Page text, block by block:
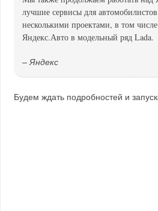
лучшие сервисы для
несколькими проектами, в том
Яндекс.Авто в модельный ряд Lada.
– Яндекс
Будем ждать подробностей и